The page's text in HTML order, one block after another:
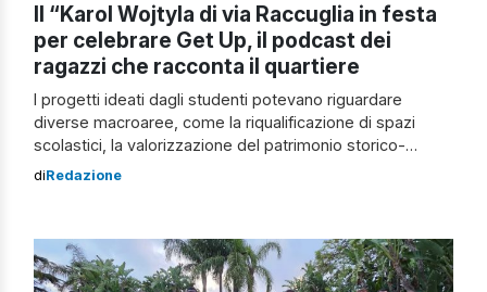
Il “Karol Wojtyla di via Raccuglia in festa
per celebrare Get Up, il podcast dei
ragazzi che racconta il quartiere
I progetti ideati dagli studenti potevano riguardare
diverse macroaree, come la riqualificazione di spazi
scolastici, la valorizzazione del patrimonio storico-
artistico, la produzione di beni, l'integrazione culturale, la
diRedazione